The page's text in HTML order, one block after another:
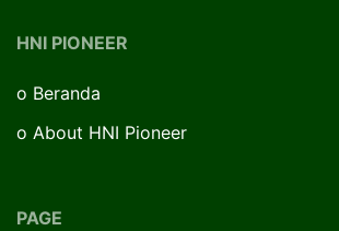
HNI PIONEER
o Beranda
o About HNI Pioneer
PAGE